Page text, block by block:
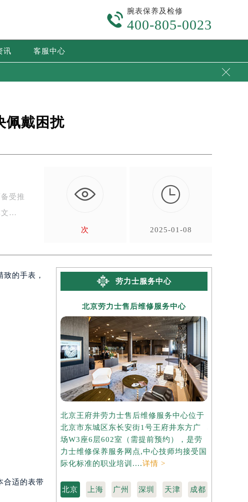

腕表保养及检修
400-805-0023
讯 客服中心

佩戴困扰
受推
文…
次

2025-01-08
的手表，
合适的表带
劳力士服务中心
北京劳力士售后维修服务中心
北京王府井劳力士售后维修服务中心位于
北京市东城区东长安街1号王府井东方广
场W3座6层602室（需提前预约），是劳
力士维修保养服务网点,中心技师均接受国
际化标准的职业培训....详情 >
北京 上海 广州 深圳 天津 成都